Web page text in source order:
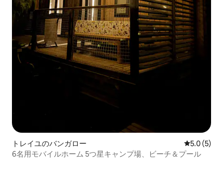
トレイユのバンガロー レビュー5
5.0 (5)
6名用モバイルホーム 5つ星キャンプ場、ビーチ＆プール